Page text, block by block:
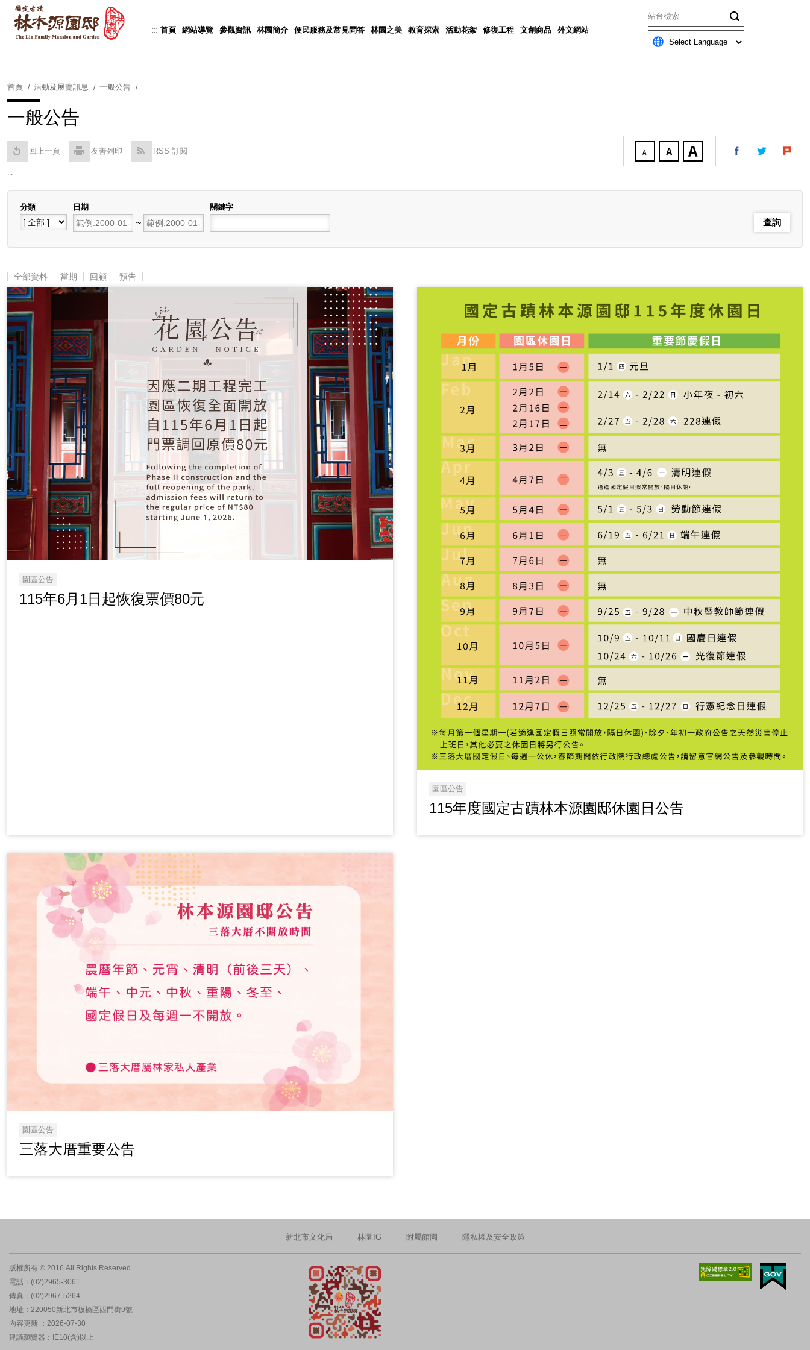
::: 首頁 網站導覽 參觀資訊 林園簡介 便民服務及常見問答 林園之美 教育探索 活動花絮 修復工程 文創商品 外文網站
關鍵字
Powered by Translate
首頁 活動及展覽訊息 一般公告
一般公告
回上一頁 友善列印 RSS 訂閱
:::
分類
日期
開始日期
~
關鍵字
全部資料 當期 回顧 預告
園區公告
115年6月1日起恢復票價80元
園區公告
115年度國定古蹟林本源園邸休園日公告
園區公告
三落大厝重要公告
新北市文化局 林園IG 附屬館園 隱私權及安全政策
版權所有 © 2016 All Rights Reserved.
電話：(02)2965-3061
傳真：(02)2967-5264
地址：220050新北市板橋區西門街9號
內容更新 ：2026-07-30
建議瀏覽器：IE10(含)以上